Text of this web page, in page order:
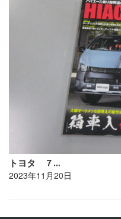
トヨタ ７…
2023年11月20日